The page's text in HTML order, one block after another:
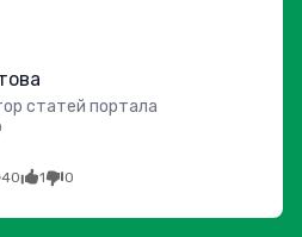
статей портала
40 1 0